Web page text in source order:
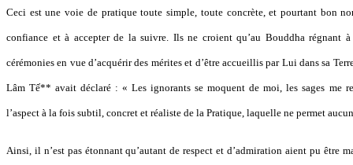
Ceci est une voie de pratique toute simple, toute concrète, et pourtant bon
confiance et à accepter de la suivre. Ils ne croient qu’au Bouddha régnant à
cérémonies en vue d’acquérir des mérites et d’être accueillis par Lui dans sa
Lâm Tế** avait déclaré : « Les ignorants se moquent de moi, les sages me
l’aspect à la fois subtil, concret et réaliste de la Pratique, laquelle ne permet
Ainsi, il n’est pas étonnant qu’autant de respect et d’admiration aient pu être